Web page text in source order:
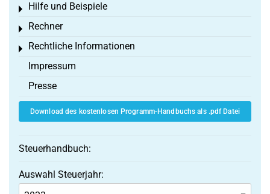
Hilfe und Beispiele
Toggle menu
Rechner
Toggle menu
Rechtliche Informationen
Toggle menu
Impressum
Presse
Download des kostenlosen Programm-Handbuchs als .pdf Datei
Steuerhandbuch:
Auswahl Steuerjahr: